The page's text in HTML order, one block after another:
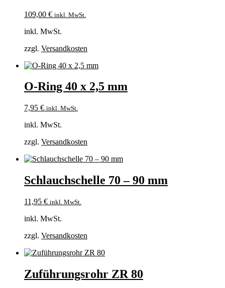
109,00 € inkl. MwSt.
inkl. MwSt.
zzgl. Versandkosten
O-Ring 40 x 2,5 mm
7,95 € inkl. MwSt.
inkl. MwSt.
zzgl. Versandkosten
Schlauchschelle 70 – 90 mm
11,95 € inkl. MwSt.
inkl. MwSt.
zzgl. Versandkosten
Zuführungsrohr ZR 80